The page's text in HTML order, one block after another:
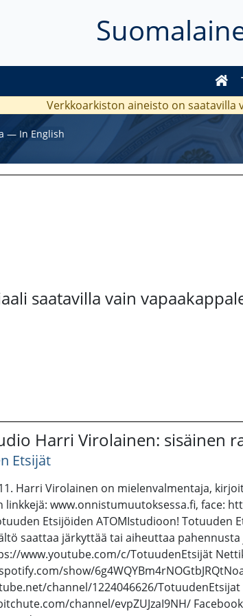
Verkkoarkiston aineisto on saatavilla
― In English
saatavilla vain
Harri Virolainen: sisäinen
Etsijät
Harri Virolainen on mielenvalmentaja,
linkkejä: www.onnistumuutoksessa.fi, face:
Etsijöiden ATOMIstudioon!
saattaa järkyttää tai aiheuttaa
www.youtube.com/c/TotuudenEtsijät
show/
channel/1224046626/
channel/evpZUJzaI9NH/